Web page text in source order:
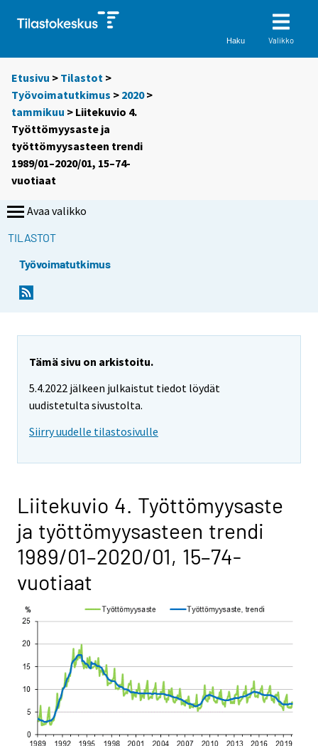
Haku Valikko
Etusivu > Tilastot >
Työvoimatutkimus > 2020>
tammikuu > Liitekuvio 4.
Työttömyysaste ja
työttömyysasteen trendi
1989/01–2020/01, 15–74-
vuotiaat
Avaa valikko
TILASTOT
Työvoimatutkimus
Tämä sivu on arkistoitu.
5.4.2022 jälkeen julkaistut tiedot löydät
uudistetulta sivustolta.
Siirry uudelle tilastosivulle
Liitekuvio 4. Työttömyysaste
ja työttömyysasteen trendi
1989/01–2020/01, 15–74-
vuotiaat